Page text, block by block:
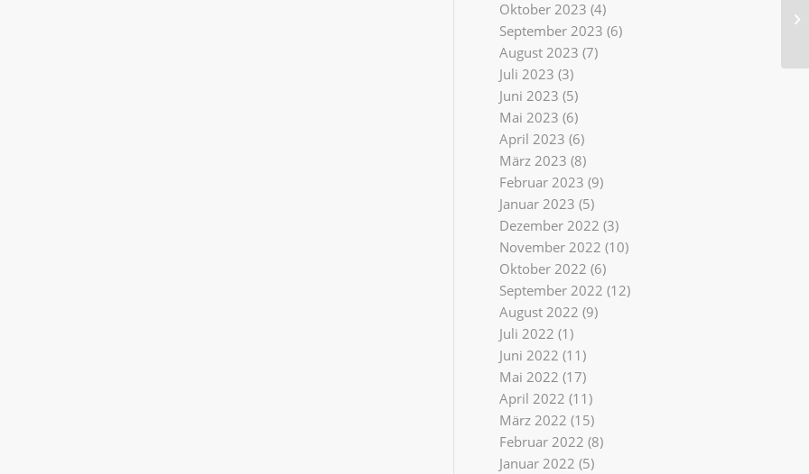
Oktober 2023 (4)
September 2023 (6)
August 2023 (7)
Juli 2023 (3)
Juni 2023 (5)
Mai 2023 (6)
April 2023 (6)
März 2023 (8)
Februar 2023 (9)
Januar 2023 (5)
Dezember 2022 (3)
November 2022 (10)
Oktober 2022 (6)
September 2022 (12)
August 2022 (9)
Juli 2022 (1)
Juni 2022 (11)
Mai 2022 (17)
April 2022 (11)
März 2022 (15)
Februar 2022 (8)
Januar 2022 (5)